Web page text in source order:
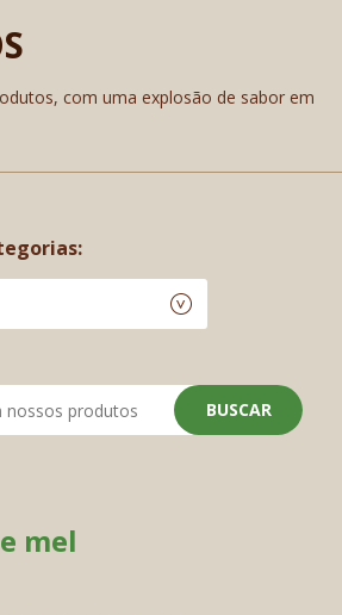
com uma explosão de sabor em
BUSCAR
mel